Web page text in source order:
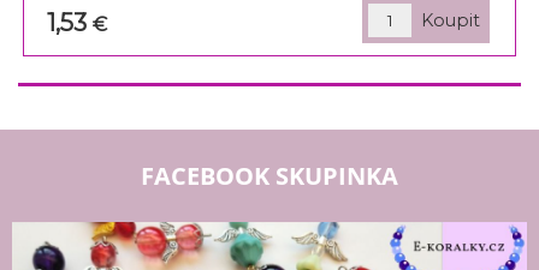
1,53€
FACEBOOK SKUPINKA